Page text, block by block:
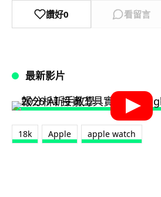
讚好0 看留言
最新影片
18k Apple apple watch